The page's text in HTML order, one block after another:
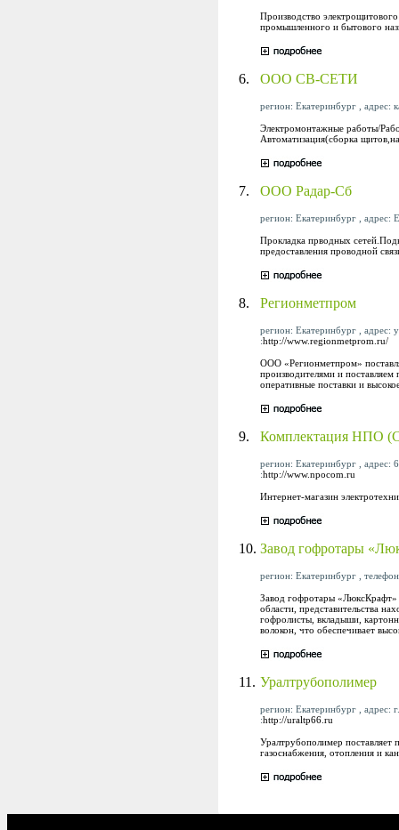
Производство
промышленного и бытового
6. ООО СВ-СЕТИ
регион: Екатеринбург , адрес:
Электромонтажные работы/
Автоматизация(сборка
7. ООО Радар-Сб
регион: Екатеринбург , адрес:
Прокладка прводных
предоставления проводной
8. Регионметпром
регион: Екатеринбург ,
:http://www.regionmetprom.ru/
ООО «Регионметпром»
производителями и
оперативные поставки и
9. Комплектация НПО
регион: Екатеринбург ,
:http://www.npocom.ru
Интернет-магазин
10. Завод гофротары
регион: Екатеринбург ,
Завод гофротары «ЛюксКрафт»
области, представительства
гофролисты, вкладыши,
волокон, что обеспечивает
11. Уралтрубополимер
регион: Екатеринбург , адрес:
:http://uraltp66.ru
Уралтрубополимер
газоснабжения, отопления и